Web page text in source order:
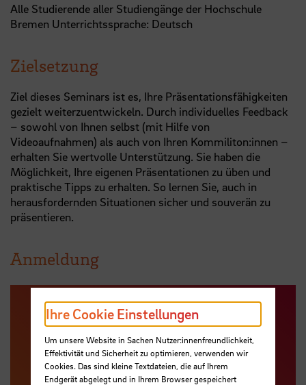
Alle Studierende aller Studiengänge der Hochschule
Bremen Unterrichtssprache: Deutsch
Zielsetzung
Ziel dieses Seminars ist es, Ihre Präsentationsfähigkeiten
gezielt weiterzuentwickeln. Durch individuelles Feedback
– sowohl von Ihnen selbst (mit Hilfe von
Videoaufnahmen) als auch von Ihren Kommiliton:innen –
erhalten Sie wertvolle Unterstützung. Sie haben die
Möglichkeit, Ihre eigenen Präsentationen zu üben und
praktische Tipps zu erhalten. So lernen Sie, auch in
herausfordernden Situationen sicher und souverän zu
präsentieren.
Anmeldung
Ihre Cookie Einstellungen
Um unsere Website in Sachen Nutzer:innenfreundlichkeit,
Effektivität und Sicherheit zu optimieren, verwenden wir
Cookies. Das sind kleine Textdateien, die auf Ihrem
Endgerät abgelegt und in Ihrem Browser gespeichert